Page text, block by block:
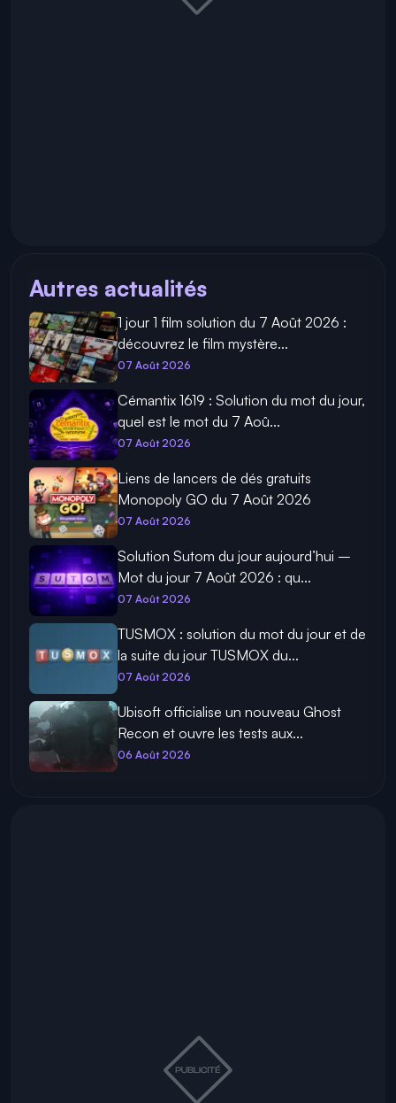
Autres actualités
1 jour 1 film solution du 7 Août 2026 :
découvrez le film mystère...
07 Août 2026
Cémantix 1619 : Solution du mot du jour,
quel est le mot du 7 Aoû...
07 Août 2026
Liens de lancers de dés gratuits
Monopoly GO du 7 Août 2026
07 Août 2026
Solution Sutom du jour aujourd’hui –
Mot du jour 7 Août 2026 : qu...
07 Août 2026
TUSMOX : solution du mot du jour et de
la suite du jour TUSMOX du...
07 Août 2026
Ubisoft officialise un nouveau Ghost
Recon et ouvre les tests aux...
06 Août 2026